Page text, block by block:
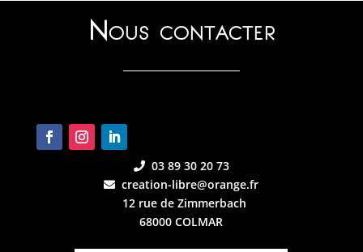
Nous contacter
03 89 30 20 73
creation-libre@orange.fr
12 rue de Zimmerbach
68000 COLMAR